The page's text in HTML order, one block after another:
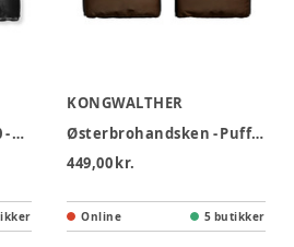
Østerbro handsken 2.0 - puffer black
KONGWALTHER
Østerbrohandsken - Puffer Chocolate Brown
449,00 kr.
Online 5 butikker